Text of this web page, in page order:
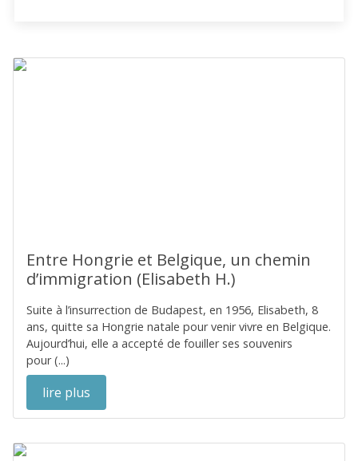
Entre Hongrie et Belgique, un chemin
d’immigration (Elisabeth H.)
Suite à l’insurrection de Budapest, en 1956, Elisabeth, 8
ans, quitte sa Hongrie natale pour venir vivre en Belgique.
Aujourd’hui, elle a accepté de fouiller ses souvenirs
pour (...)
lire plus